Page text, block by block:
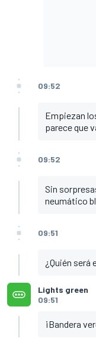
09:52
Empiezan
parece que
09:52
Sin
neumático
09:51
¿Quién será
Lights green
09:51
¡Bandera